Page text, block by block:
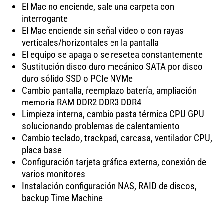
El Mac no enciende, sale una carpeta con
interrogante
El Mac enciende sin señal video o con rayas
verticales/horizontales en la pantalla
El equipo se apaga o se resetea constantemente
Sustitución disco duro mecánico SATA por disco
duro sólido SSD o PCIe NVMe
Cambio pantalla, reemplazo batería, ampliación
memoria RAM DDR2 DDR3 DDR4
Limpieza interna, cambio pasta térmica CPU GPU
solucionando problemas de calentamiento
Cambio teclado, trackpad, carcasa, ventilador CPU,
placa base
Configuración tarjeta gráfica externa, conexión de
varios monitores
Instalación configuración NAS, RAID de discos,
backup Time Machine